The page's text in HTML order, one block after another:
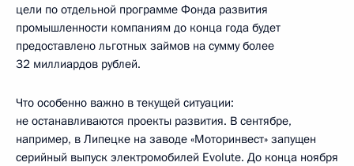
цели по отдельной программе Фонда развития
промышленности компаниям до конца года будет
предоставлено льготных займов на сумму более
32 миллиардов рублей.
Что особенно важно в текущей ситуации:
не останавливаются проекты развития. В сентябре,
например, в Липецке на заводе «Моторинвест» запущен
серийный выпуск электромобилей Evolute. До конца ноября